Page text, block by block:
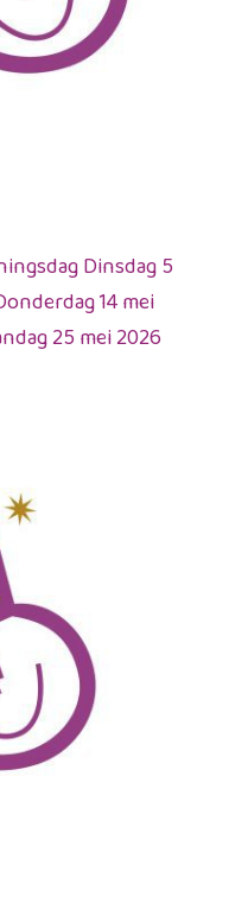
Dinsdag 5
14 mei
25 mei 2026